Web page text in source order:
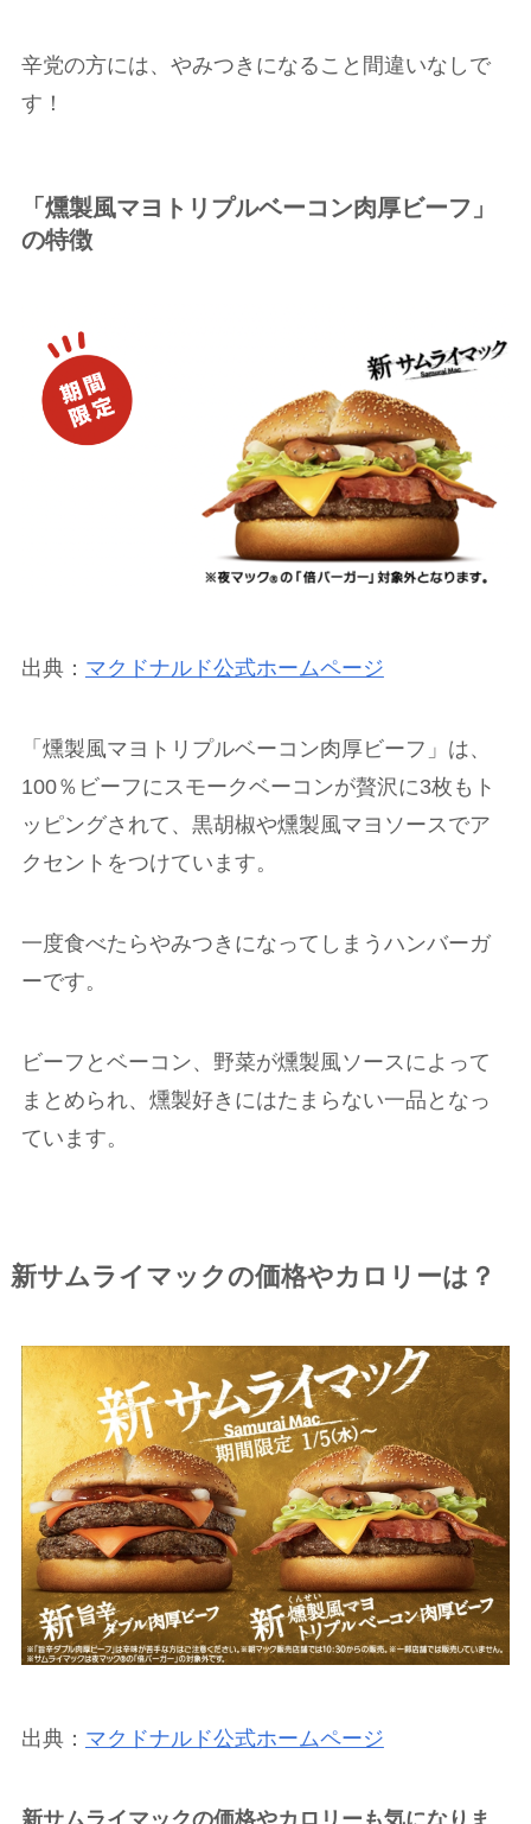
辛党の方には、やみつきになること間違いなしで
す！
「燻製風マヨトリプルベーコン肉厚ビーフ」
の特徴
出典： マクドナルド公式ホームページ
「燻製風マヨトリプルベーコン肉厚ビーフ」は、
100％ビーフにスモークベーコンが贅沢に3枚もト
ッピングされて、黒胡椒や燻製風マヨソースでア
クセントをつけています。
一度食べたらやみつきになってしまうハンバーガ
ーです。
ビーフとベーコン、野菜が燻製風ソースによって
まとめられ、燻製好きにはたまらない一品となっ
ています。
新サムライマックの価格やカロリーは？
出典： マクドナルド公式ホームページ
新サムライマックの価格やカロリーも気になりま